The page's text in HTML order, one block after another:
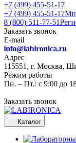
+7 (499) 455-51-17
+7 (499) 455-51-17
8 (800) 511-77-51
Заказать звонок
E-mail
info@labironica.ru
Адрес
115551, г. Москва,
Режим работы
Пн. – Пт.: с 9:00 до
Заказать звонок
Каталог